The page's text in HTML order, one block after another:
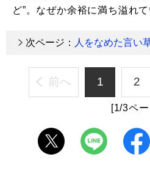
ど”。なぜか余裕に満ち溢れて
次ページ： 人をなめた言い
前へ 1 2
[1/3ペー